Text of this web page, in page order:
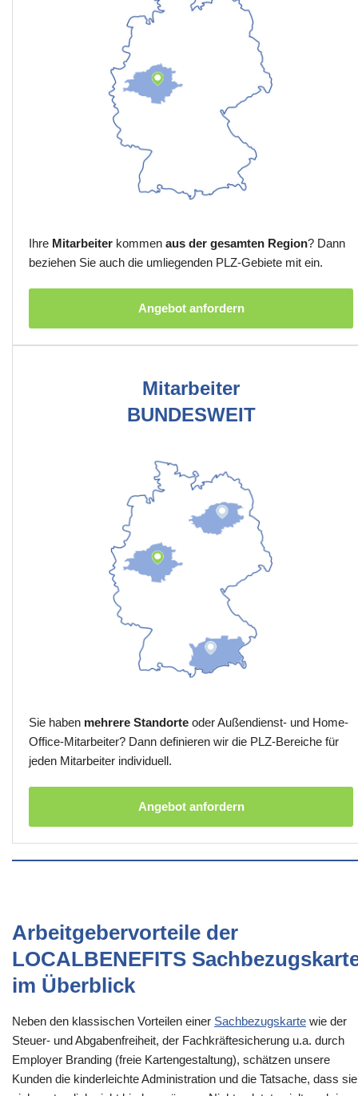
Ihre Mitarbeiter kommen aus der gesamten Region? Dann
beziehen Sie auch die umliegenden PLZ-Gebiete mit ein.
Angebot anfordern
Mitarbeiter
BUNDESWEIT
Sie haben mehrere Standorte oder Außendienst- und Home-
Office-Mitarbeiter? Dann definieren wir die PLZ-Bereiche für
jeden Mitarbeiter individuell.
Angebot anfordern
Arbeitgebervorteile der
LOCALBENEFITS
im Überblick
Neben den klassischen Vorteilen einer Sachbezugskarte wie der
Steuer- und Abgabenfreiheit, der Fachkräftesicherung u.a. durch
Employer Branding (freie Kartengestaltung), schätzen unsere
Kunden die kinderleichte Administration und die Tatsache, dass sie